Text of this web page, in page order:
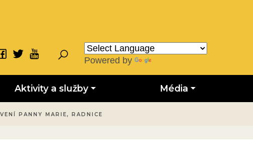
Powered by
Aktivity a služby Média
PANNY MARIE, RADNICE